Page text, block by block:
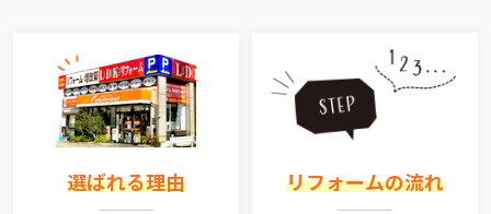
選ばれる理由 リフォームの流れ